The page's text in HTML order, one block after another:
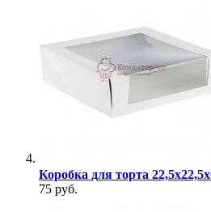
Коробка для торта
75 руб.